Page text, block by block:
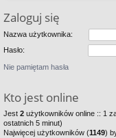
Zaloguj się
Nazwa użytkownika:
Hasło:
Nie pamiętam hasła
Kto jest online
Jest 2 użytkowników online :: 1
ostatnich 5 minut)
Najwięcej użytkowników (1149)